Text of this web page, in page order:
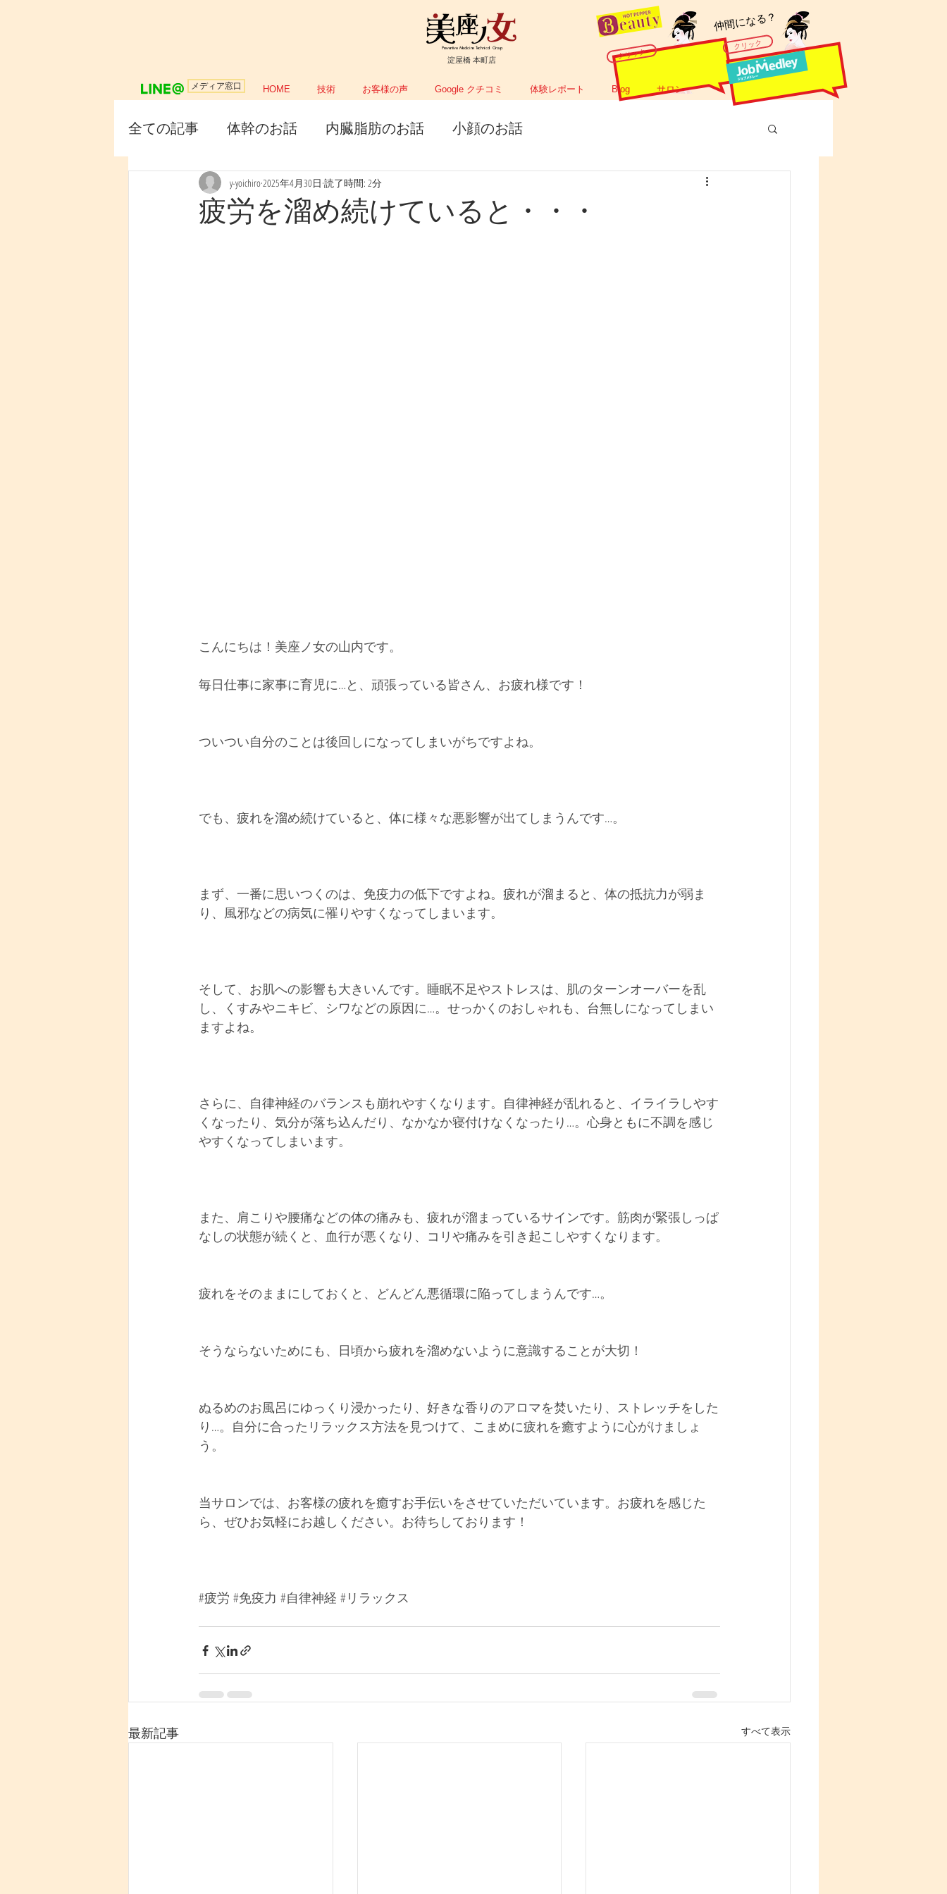
メディア窓口
Preventive Medicine Technical Group
淀屋橋 本町店 クリック
HOME 技術 お客様の声 Google クチコミ 体験レポート Blog サロン
​仲間になる？
クリック
全ての記事 体幹のお話 内臓脂肪のお話 小顔のお話
疲労を溜め続けていると・・・
y-yoichiro2025年4月30日 読了時間: 2分
こんにちは！美座ノ女の山内です。
毎日仕事に家事に育児に…と、頑張っている皆さん、お疲れ様です！
ついつい自分のことは後回しになってしまいがちですよね。
でも、疲れを溜め続けていると、体に様々な悪影響が出てしまうんです…。
まず、一番に思いつくのは、免疫力の低下ですよね。疲れが溜まると、体の抵抗力が弱ま
り、風邪などの病気に罹りやすくなってしまいます。
そして、お肌への影響も大きいんです。睡眠不足やストレスは、肌のターンオーバーを乱
し、くすみやニキビ、シワなどの原因に…。せっかくのおしゃれも、台無しになってしまい
ますよね。
さらに、自律神経のバランスも崩れやすくなります。自律神経が乱れると、イライラしやす
くなったり、気分が落ち込んだり、なかなか寝付けなくなったり…。心身ともに不調を感じ
やすくなってしまいます。
また、肩こりや腰痛などの体の痛みも、疲れが溜まっているサインです。筋肉が緊張しっぱ
なしの状態が続くと、血行が悪くなり、コリや痛みを引き起こしやすくなります。
疲れをそのままにしておくと、どんどん悪循環に陥ってしまうんです…。
そうならないためにも、日頃から疲れを溜めないように意識することが大切！
ぬるめのお風呂にゆっくり浸かったり、好きな香りのアロマを焚いたり、ストレッチをした
り…。自分に合ったリラックス方法を見つけて、こまめに疲れを癒すように心がけましょ
う。
当サロンでは、お客様の疲れを癒すお手伝いをさせていただいています。お疲れを感じた
ら、ぜひお気軽にお越しください。お待ちしております！
#疲労 #免疫力 #自律神経 #リラックス
最新記事 すべて表示